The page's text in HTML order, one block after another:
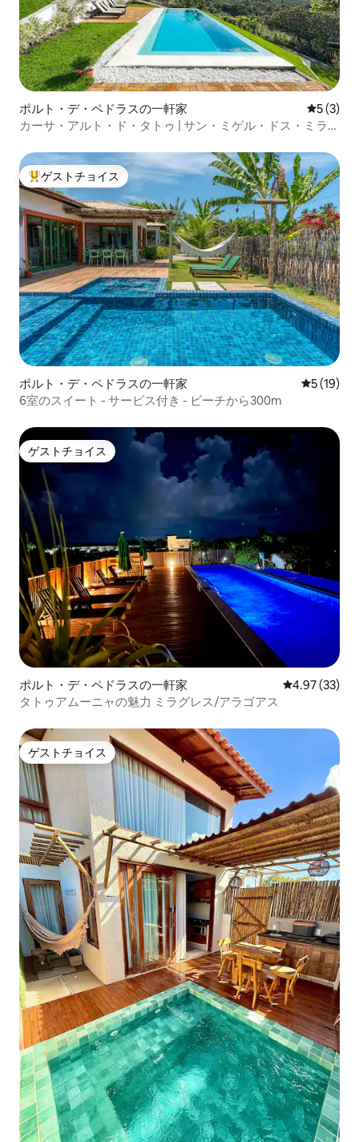
ポルト・デ・ペドラスの一軒家 レビュー
5 (3)
カーサ・アルト・ド・タトゥ | サン・ミゲル・ドス・ミラグ
大好評のゲストチョイスです。
ゲストチョイス
ポルト・デ・ペドラスの一軒家 レビュー
5 (19)
6室のスイート - サービス付き - ビーチから300m
ゲストチョイス
ゲストチョイス
ポルト・デ・ペドラスの一軒家 レビュー33
4.97 (33)
タトゥアムーニャの魅力 ミラグレス/アラゴアス
ゲストチョイス
ゲストチョイス